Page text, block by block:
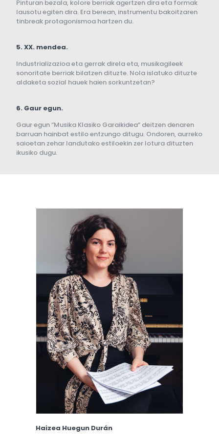
Pinturan bezala, kolore berriak agertzen dira eta formak
lausotu egiten dira. Era berean, instrumentu bakoitzaren
tinbreak protagonismoa hartzen du.
5. XX. mendea.
Industrializazioa eta gerrak direla eta, musikagileek
sonoritate berriak bilatzen dituzte. Nola islatuko dituzte
aldaketa sozial hauek haien sorkuntzetan?
6. Gaur egun.
Gaur egun “Musika Klasiko Garaikidea” deitzen denaren
barruan hainbat estilo entzungo ditugu. Ondoren, aurreko
saioetan zehar landutako estiloekin zer lotura dituzten
ikusiko dugu.
Haizea Huegun Durán